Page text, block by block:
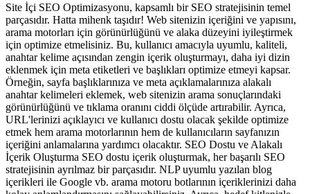
Site İçi SEO Optimizasyonu, kapsamlı bir SEO stratejisinin temel
parçasıdır. Hatta mihenk taşıdır! Web sitenizin içeriğini ve yapısını,
arama motorları için görünürlüğünü ve alaka düzeyini iyileştirmek
için optimize etmelisiniz. Bu, kullanıcı amacıyla uyumlu, kaliteli,
anahtar kelime açısından zengin içerik oluşturmayı, daha iyi dizin
eklenmek için meta etiketleri ve başlıkları optimize etmeyi kapsar.
Örneğin, sayfa başlıklarınıza ve meta açıklamalarınıza alakalı
anahtar kelimeleri eklemek, web sitenizin arama sonuçlarındaki
görünürlüğünü ve tıklama oranını ciddi ölçüde artırabilir. Ayrıca,
URL'lerinizi açıklayıcı ve kullanıcı dostu olacak şekilde optimize
etmek hem arama motorlarının hem de kullanıcıların sayfanızın
içeriğini anlamalarına yardımcı olacaktır. SEO Dostu ve Alakalı
İçerik Oluşturma SEO dostu içerik oluşturmak, her başarılı SEO
stratejisinin ayrılmaz bir parçasıdır. NLP uyumlu yazılan blog
içerikleri ile Google vb. arama motoru botlarının içeriklerinizi daha